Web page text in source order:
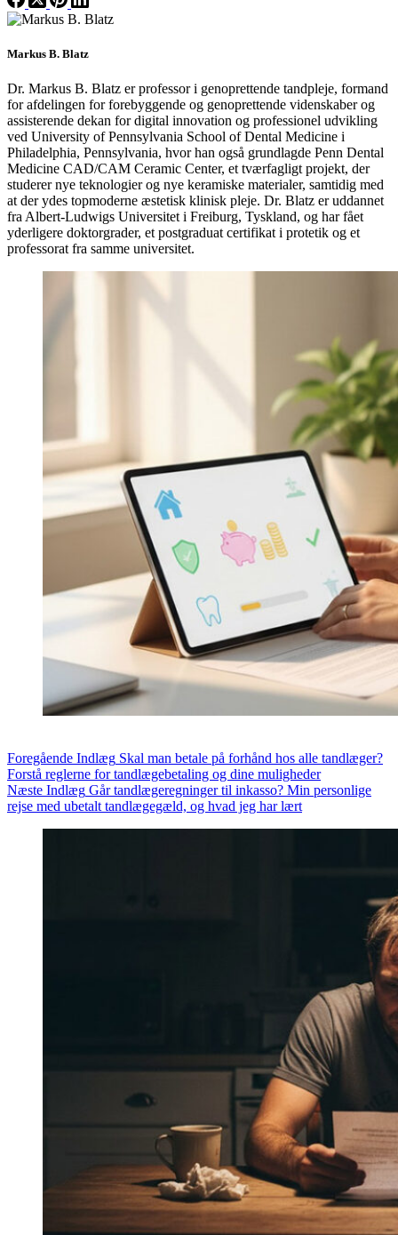
Markus B. Blatz
Dr. Markus B. Blatz er professor i genoprettende tandpleje, formand
for afdelingen for forebyggende og genoprettende videnskaber og
assisterende dekan for digital innovation og professionel udvikling
ved University of Pennsylvania School of Dental Medicine i
Philadelphia, Pennsylvania, hvor han også grundlagde Penn Dental
Medicine CAD/CAM Ceramic Center, et tværfagligt projekt, der
studerer nye teknologier og nye keramiske materialer, samtidig med
at der ydes topmoderne æstetisk klinisk pleje. Dr. Blatz er uddannet
fra Albert-Ludwigs Universitet i Freiburg, Tyskland, og har fået
yderligere doktorgrader, et postgraduat certifikat i protetik og et
professorat fra samme universitet.
Foregående Indlæg Skal man betale på forhånd hos alle tandlæger?
Forstå reglerne for tandlægebetaling og dine muligheder
Næste Indlæg Går tandlægeregninger til inkasso? Min personlige
rejse med ubetalt tandlægegæld, og hvad jeg har lært